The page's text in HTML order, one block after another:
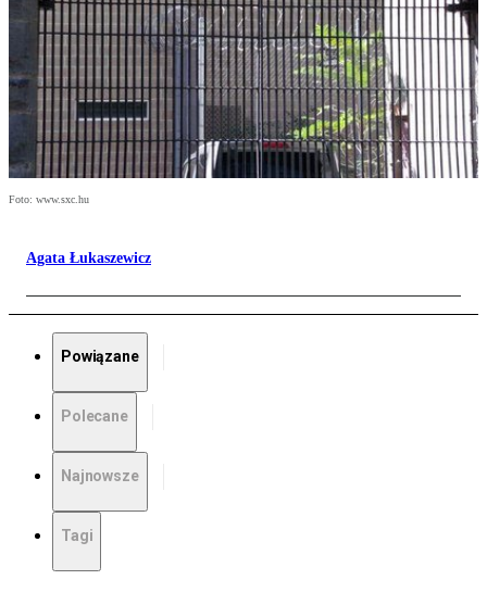
Foto: www.sxc.hu
Agata Łukaszewicz
Powiązane
Polecane
Najnowsze
Tagi